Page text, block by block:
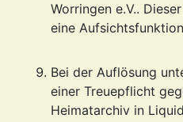
Worringen e.V..
eine
Bei der Auflösung
einer Treuepflicht
Heimatarchiv in